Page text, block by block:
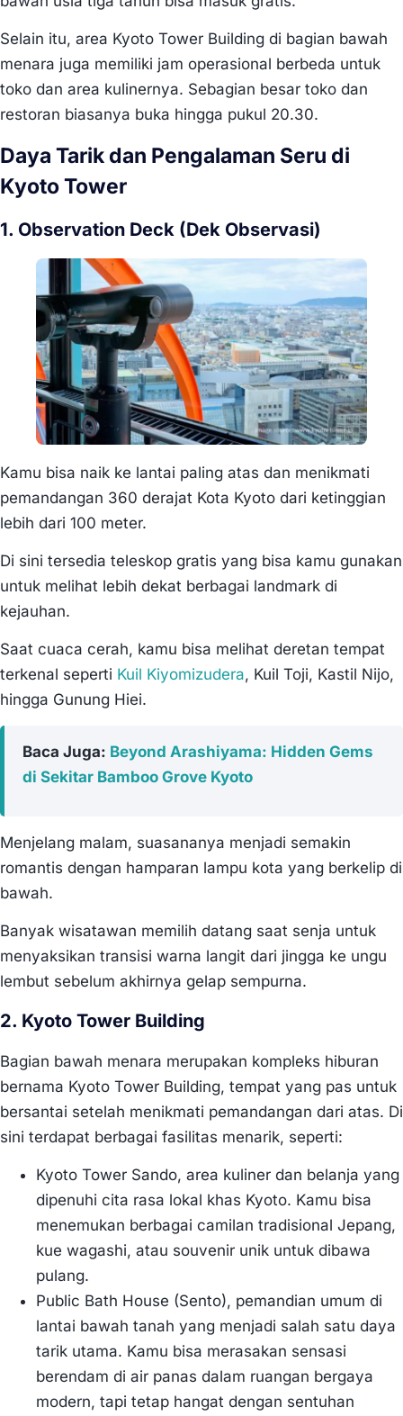
Selain itu, area Kyoto Tower Building di bagian bawah
menara juga memiliki jam operasional berbeda untuk
toko dan area kulinernya. Sebagian besar toko dan
restoran biasanya buka hingga pukul 20.30.
Daya Tarik dan Pengalaman Seru di
Kyoto Tower
1. Observation Deck (Dek Observasi)
Kamu bisa naik ke lantai paling atas dan menikmati
pemandangan 360 derajat Kota Kyoto dari ketinggian
lebih dari 100 meter.
Di sini tersedia teleskop gratis yang bisa kamu gunakan
untuk melihat lebih dekat berbagai landmark di
kejauhan.
Saat cuaca cerah, kamu bisa melihat deretan tempat
terkenal seperti Kuil Kiyomizudera, Kuil Toji, Kastil Nijo,
hingga Gunung Hiei.
Baca Juga: Beyond Arashiyama: Hidden Gems
di Sekitar Bamboo Grove Kyoto
Menjelang malam, suasananya menjadi semakin
romantis dengan hamparan lampu kota yang berkelip di
bawah.
Banyak wisatawan memilih datang saat senja untuk
menyaksikan transisi warna langit dari jingga ke ungu
lembut sebelum akhirnya gelap sempurna.
2. Kyoto Tower Building
Bagian bawah menara merupakan kompleks hiburan
bernama Kyoto Tower Building, tempat yang pas untuk
bersantai setelah menikmati pemandangan dari atas. Di
sini terdapat berbagai fasilitas menarik, seperti:
Kyoto Tower Sando, area kuliner dan belanja yang
dipenuhi cita rasa lokal khas Kyoto. Kamu bisa
menemukan berbagai camilan tradisional Jepang,
kue wagashi, atau souvenir unik untuk dibawa
pulang.
Public Bath House (Sento), pemandian umum di
lantai bawah tanah yang menjadi salah satu daya
tarik utama. Kamu bisa merasakan sensasi
berendam di air panas dalam ruangan bergaya
modern, tapi tetap hangat dengan sentuhan